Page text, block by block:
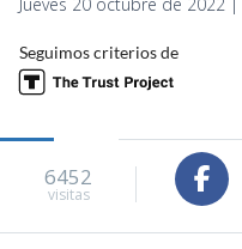
Seguimos criterios de
6452
visitas